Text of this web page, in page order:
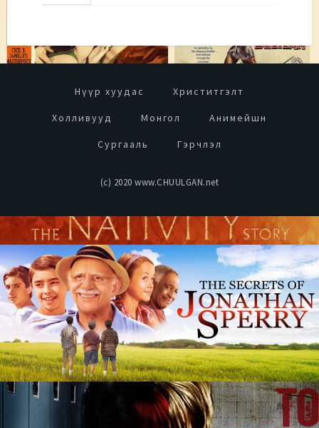
Нүүр хуудас Христитгэлт
Холливууд Монгол Анимейшн
Сургааль Гэрчлэл
(c) 2020 www.CHUULGAN.net